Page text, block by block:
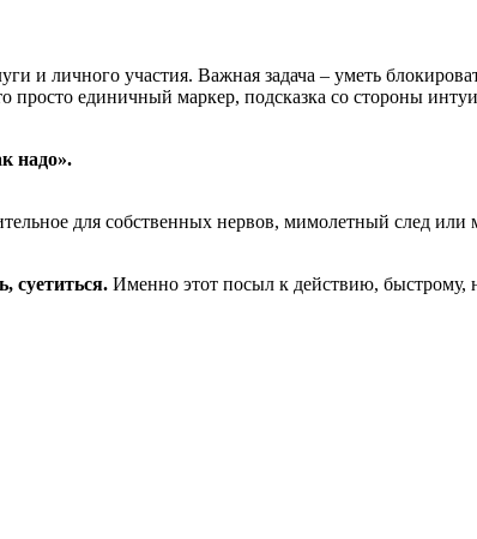
и личного участия. Важная задача – уметь
единичный маркер, подсказка со стороны
надо».
для собственных нервов, мимолетный след или
суетиться. Именно этот посыл к действию, быстрому,